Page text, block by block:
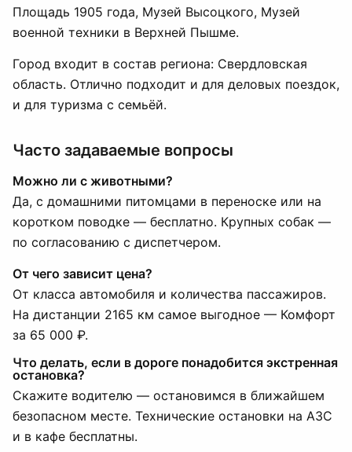
Площадь 1905 года, Музей Высоцкого, Музей
военной техники в Верхней Пышме.
Город входит в состав региона: Свердловская
область. Отлично подходит и для деловых поездок,
и для туризма с семьёй.
Часто задаваемые вопросы
Можно ли с животными?
Да, с домашними питомцами в переноске или на
коротком поводке — бесплатно. Крупных собак —
по согласованию с диспетчером.
От чего зависит цена?
От класса автомобиля и количества пассажиров.
На дистанции 2165 км самое выгодное — Комфорт
за 65 000 ₽.
Что делать, если в дороге понадобится экстренная
остановка?
Скажите водителю — остановимся в ближайшем
безопасном месте. Технические остановки на АЗС
и в кафе бесплатны.